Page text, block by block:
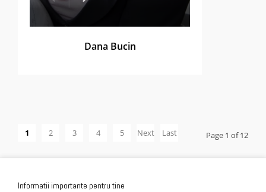
Dana Bucin
1 2 3 4 5
Next
Last
Page 1 of 12
Informatii importante pentru tine